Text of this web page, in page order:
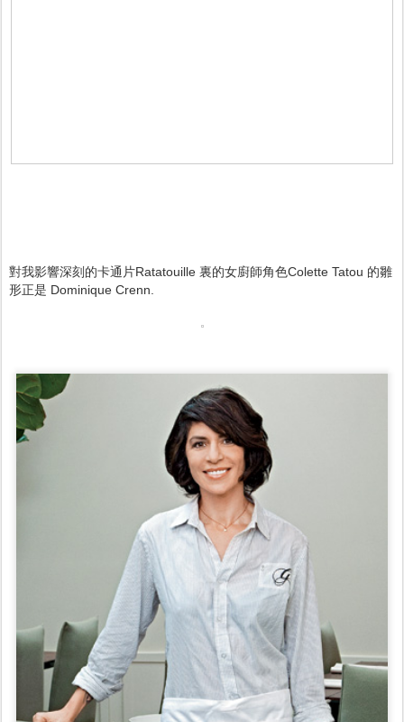
對我影響深刻的卡通片Ratatouille 裏的女廚師角色Colette Tatou 的雛
形正是 Dominique Crenn.